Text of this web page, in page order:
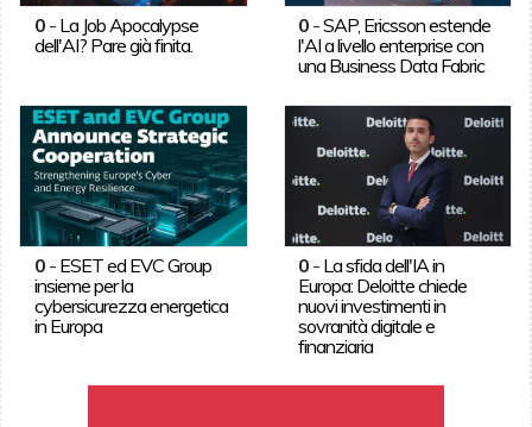
0- La Job Apocalypse
dell'AI? Pare già finita.
0 -SAP, Ericsson estende
l'AI a livello enterprise con
una Business Data Fabric
0- ESET ed EVC Group
insieme per la
cybersicurezza energetica
in Europa
0 - La sfida dell'IA in
Europa: Deloitte chiede
nuovi investimenti in
sovranità digitale e
finanziaria